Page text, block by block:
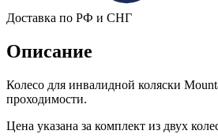
Доставка по РФ и СНГ
Описание
Колесо для инвалидной коляски
проходимости.
Цена указана за комплект из двух